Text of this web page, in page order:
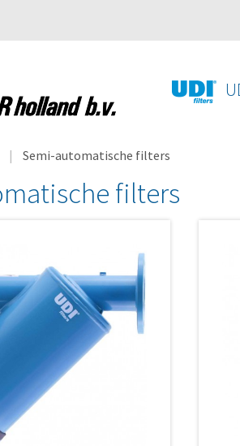
Semi-automatische filters
filters